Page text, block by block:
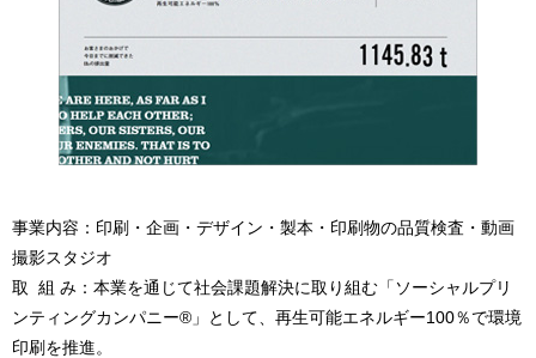
事業内容：印刷・企画・デザイン・製本・印刷物の品質検査・動画
撮影スタジオ
取 組 み：本業を通じて社会課題解決に取り組む「ソーシャルプリ
ンティングカンパニー®」として、再生可能エネルギー100％で環境
印刷を推進。